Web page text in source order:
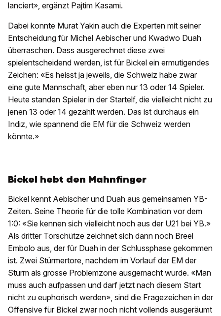
lanciert», ergänzt Pajtim Kasami.
Dabei konnte Murat Yakin auch die Experten mit seiner
Entscheidung für Michel Aebischer und Kwadwo Duah
überraschen. Dass ausgerechnet diese zwei
spielentscheidend werden, ist für Bickel ein ermutigendes
Zeichen: «Es heisst ja jeweils, die Schweiz habe zwar
eine gute Mannschaft, aber eben nur 13 oder 14 Spieler.
Heute standen Spieler in der Startelf, die vielleicht nicht zu
jenen 13 oder 14 gezählt werden. Das ist durchaus ein
Indiz, wie spannend die EM für die Schweiz werden
könnte.»
Bickel hebt den Mahnfinger
Bickel kennt Aebischer und Duah aus gemeinsamen YB-
Zeiten. Seine Theorie für die tolle Kombination vor dem
1:0: «Sie kennen sich vielleicht noch aus der U21 bei YB.»
Als dritter Torschütze zeichnet sich dann noch Breel
Embolo aus, der für Duah in der Schlussphase gekommen
ist. Zwei Stürmertore, nachdem im Vorlauf der EM der
Sturm als grosse Problemzone ausgemacht wurde. «Man
muss auch aufpassen und darf jetzt nach diesem Start
nicht zu euphorisch werden», sind die Fragezeichen in der
Offensive für Bickel zwar noch nicht vollends ausgeräumt